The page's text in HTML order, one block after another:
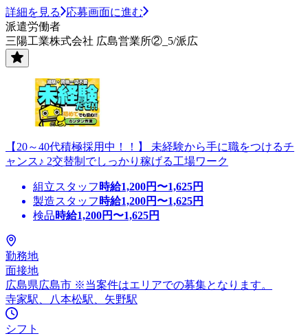
詳細を見る
応募画面に進む
派遣労働者
三陽工業株式会社 広島営業所②_5/派広
【20～40代積極採用中！！】 未経験から手に職をつけるチ
ャンス♪ 2交替制でしっかり稼げる工場ワーク
組立スタッフ 時給1,200円〜1,625円
製造スタッフ 時給1,200円〜1,625円
検品時給1,200円〜1,625円
勤務地
面接地
広島県広島市 ※当案件はエリアでの募集となります。
寺家駅、八本松駅、矢野駅
シフト